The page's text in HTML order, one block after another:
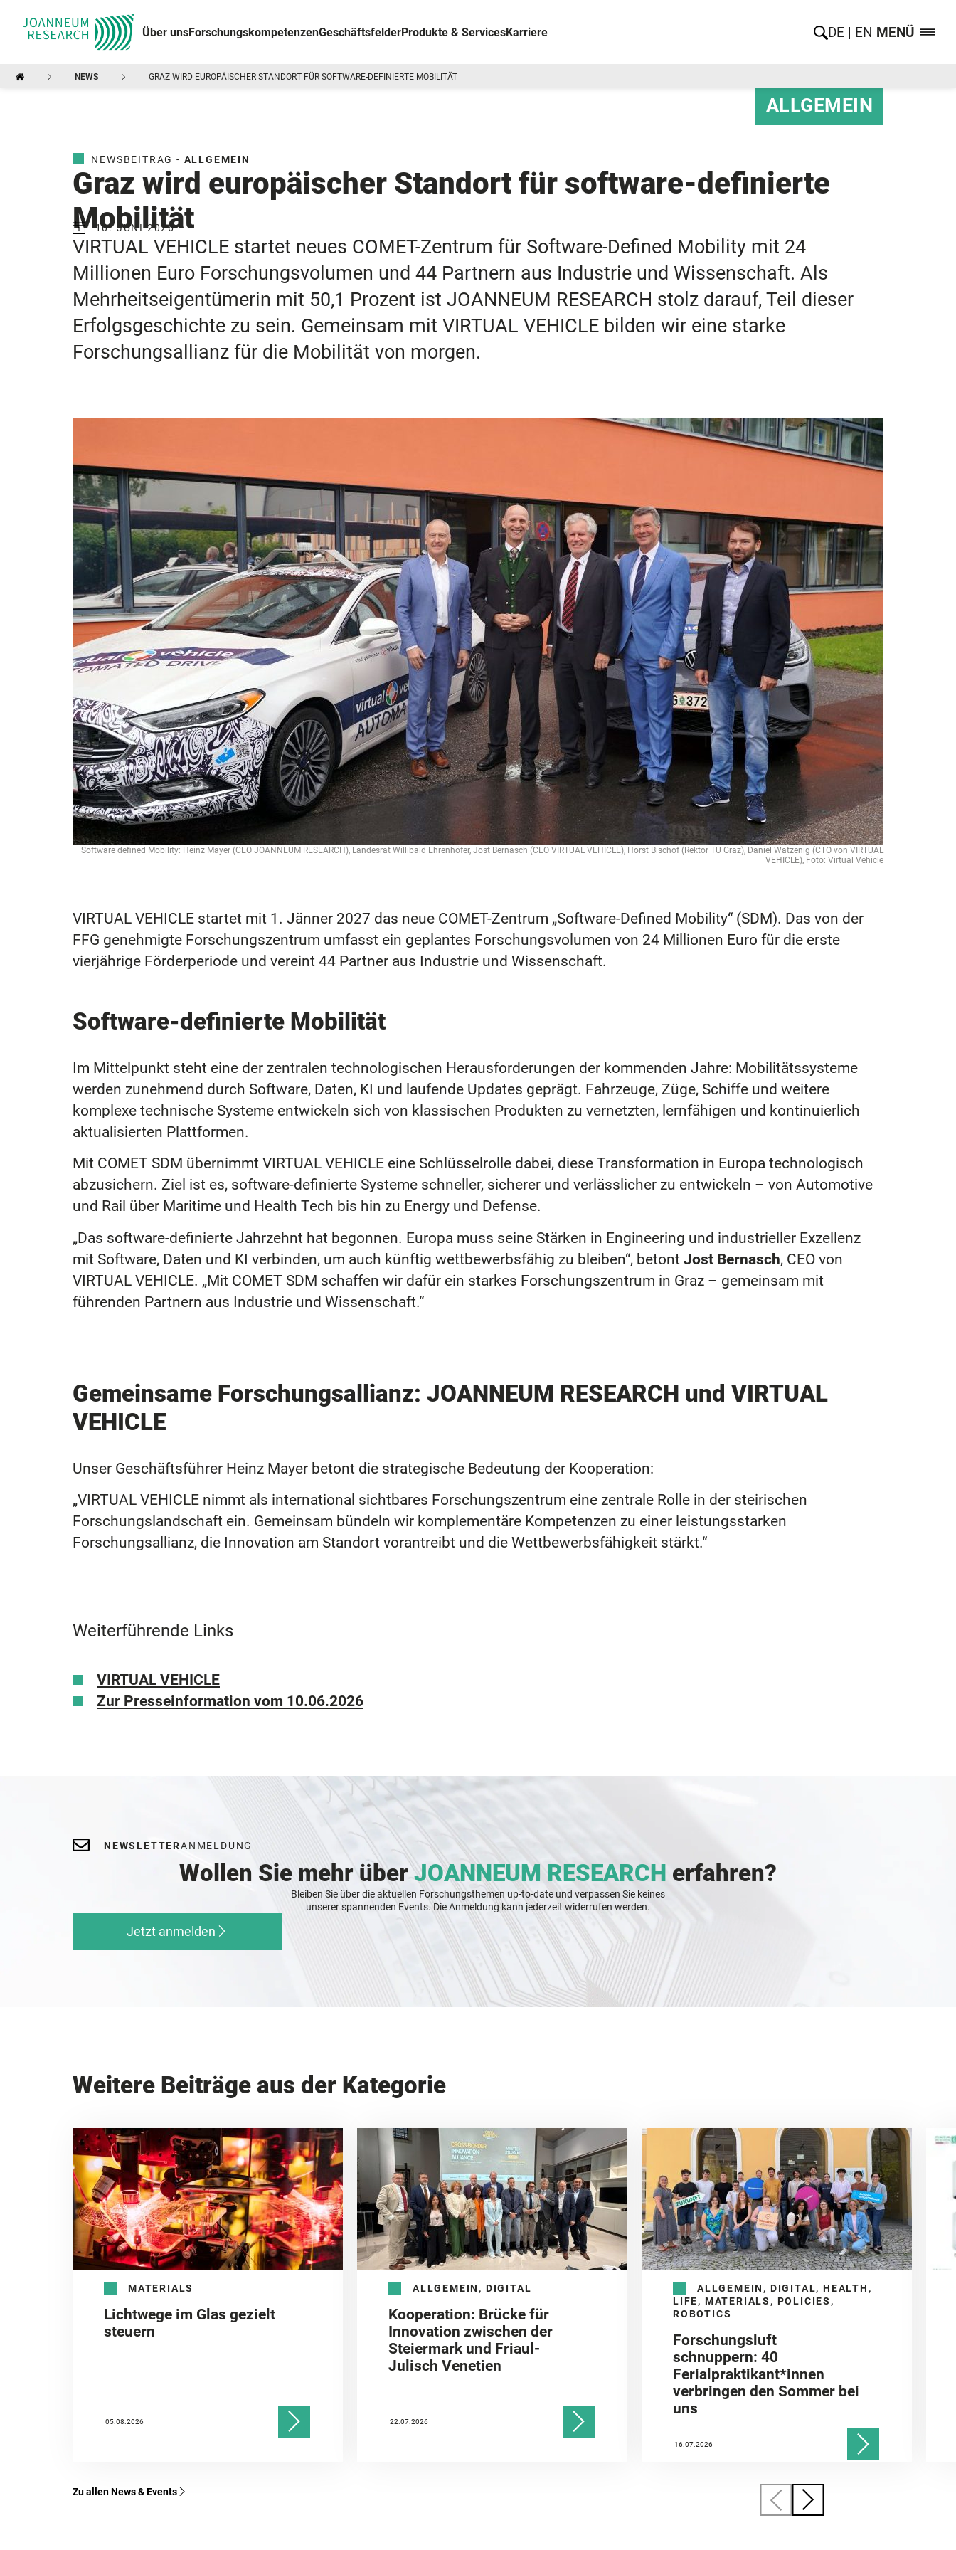
Über unsForschungskompetenzenGeschäftsfelderProdukte & ServicesKarriere DE EN MENÜ
NEWS GRAZ WIRD EUROPÄISCHER STANDORT FÜR SOFTWARE-DEFINIERTE MOBILITÄT
ALLGEMEIN
NEWSBEITRAG - ALLGEMEIN
Graz wird europäischer Standort für software-definierte
Mobilität
10. JUNI 2026
VIRTUAL VEHICLE startet neues COMET-Zentrum für Software-Defined Mobility mit 24
Millionen Euro Forschungsvolumen und 44 Partnern aus Industrie und Wissenschaft. Als
Mehrheitseigentümerin mit 50,1 Prozent ist JOANNEUM RESEARCH stolz darauf, Teil dieser
Erfolgsgeschichte zu sein. Gemeinsam mit VIRTUAL VEHICLE bilden wir eine starke
Forschungsallianz für die Mobilität von morgen.
Software defined Mobility: Heinz Mayer (CEO JOANNEUM RESEARCH), Landesrat Willibald Ehrenhöfer, Jost Bernasch (CEO VIRTUAL VEHICLE), Horst Bischof (Rektor TU Graz), Daniel Watzenig (CTO von VIRTUAL
VEHICLE), Foto: Virtual Vehicle
VIRTUAL VEHICLE startet mit 1. Jänner 2027 das neue COMET-Zentrum „Software-Defined Mobility“ (SDM). Das von der
FFG genehmigte Forschungszentrum umfasst ein geplantes Forschungsvolumen von 24 Millionen Euro für die erste
vierjährige Förderperiode und vereint 44 Partner aus Industrie und Wissenschaft.
Software-definierte Mobilität
Im Mittelpunkt steht eine der zentralen technologischen Herausforderungen der kommenden Jahre: Mobilitätssysteme
werden zunehmend durch Software, Daten, KI und laufende Updates geprägt. Fahrzeuge, Züge, Schiffe und weitere
komplexe technische Systeme entwickeln sich von klassischen Produkten zu vernetzten, lernfähigen und kontinuierlich
aktualisierten Plattformen.
Mit COMET SDM übernimmt VIRTUAL VEHICLE eine Schlüsselrolle dabei, diese Transformation in Europa technologisch
abzusichern. Ziel ist es, software-definierte Systeme schneller, sicherer und verlässlicher zu entwickeln – von Automotive
und Rail über Maritime und Health Tech bis hin zu Energy und Defense.
„Das software-definierte Jahrzehnt hat begonnen. Europa muss seine Stärken in Engineering und industrieller Exzellenz
mit Software, Daten und KI verbinden, um auch künftig wettbewerbsfähig zu bleiben“, betont Jost Bernasch, CEO von
VIRTUAL VEHICLE. „Mit COMET SDM schaffen wir dafür ein starkes Forschungszentrum in Graz – gemeinsam mit
führenden Partnern aus Industrie und Wissenschaft.“
Gemeinsame Forschungsallianz: JOANNEUM RESEARCH und VIRTUAL
VEHICLE
Unser Geschäftsführer Heinz Mayer betont die strategische Bedeutung der Kooperation:
„VIRTUAL VEHICLE nimmt als international sichtbares Forschungszentrum eine zentrale Rolle in der steirischen
Forschungslandschaft ein. Gemeinsam bündeln wir komplementäre Kompetenzen zu einer leistungsstarken
Forschungsallianz, die Innovation am Standort vorantreibt und die Wettbewerbsfähigkeit stärkt.“
Weiterführende Links
VIRTUAL VEHICLE
Zur Presseinformation vom 10.06.2026
NEWSLETTERANMELDUNG
Wollen Sie mehr überJOANNEUM RESEARCH erfahren?
Bleiben Sie über die aktuellen Forschungsthemen up-to-date und verpassen Sie keines
unserer spannenden Events. Die Anmeldung kann jederzeit widerrufen werden.
Jetzt anmelden
Weitere Beiträge aus der Kategorie
MATERIALS
Lichtwege im Glas gezielt
steuern
05.08.2026
ALLGEMEIN, DIGITAL
Kooperation: Brücke für
Innovation zwischen der
Steiermark und Friaul-
Julisch Venetien
22.07.2026
ALLGEMEIN, DIGITAL, HEALTH,
LIFE, MATERIALS, POLICIES,
ROBOTICS
Forschungsluft
schnuppern: 40
Ferialpraktikant*innen
verbringen den Sommer bei
uns
16.07.2026
Zu allen News & Events